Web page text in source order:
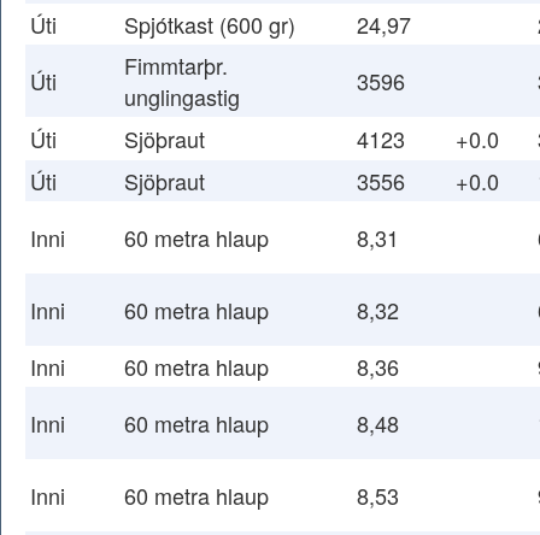
Úti
Spjótkast (600 gr) 24,97
Úti
Fimmtarþr.
unglingastig
3596
Úti
Sjöþraut 4123 +0.0
Úti
Sjöþraut 3556 +0.0
Inni
60 metra hlaup 8,31
Inni 60 metra hlaup 8,32
Inni
60 metra hlaup 8,36
Inni
60 metra hlaup 8,48
Inni 60 metra hlaup 8,53